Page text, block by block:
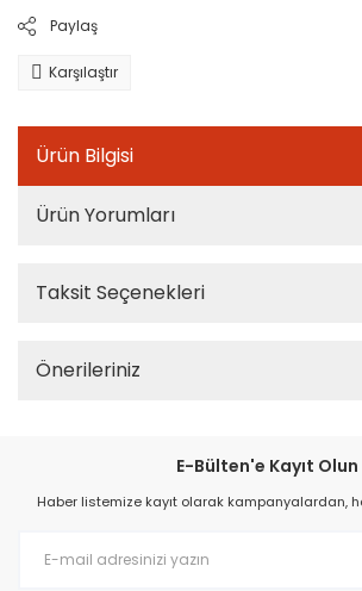
Paylaş
Karşılaştır
Ürün Bilgisi
Ürün Yorumları
Taksit Seçenekleri
Önerileriniz
E-Bülten'e Kayıt Olun
Haber listemize kayıt olarak kampanyalardan,